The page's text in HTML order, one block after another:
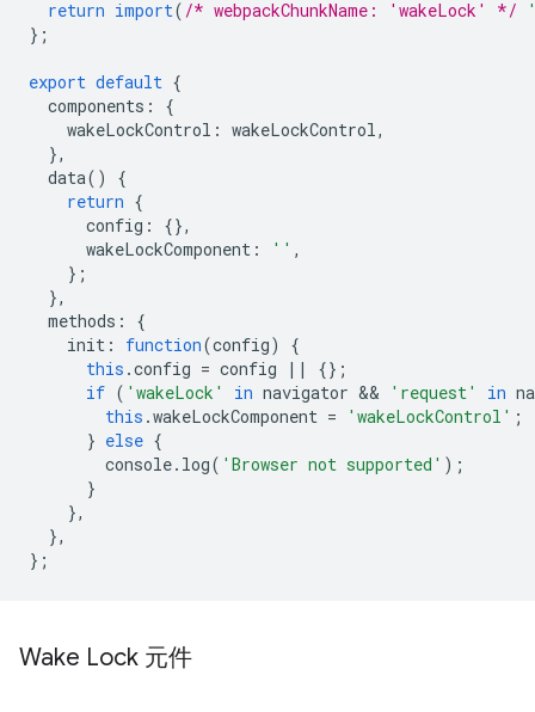
return import( /* webpackChunkName: 'wakeLock' */
};
export default {
components :
{
wakeLockControl : wakeLockControl,
},
data()
{
return {
config :
{},
wakeLockComponent : '' ,
};
},
methods :
{
init : function(config)
{
this .config = config ||
{};
if ( 'wakeLock' in navigator && 'request' in
this .wakeLockComponent = 'wakeLockControl' ;
} else {
console. log( 'Browser not supported' );
}
},
},
};
Wake Lock 元件